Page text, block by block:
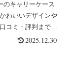
のキャリーケース
わいいデザインや
コミ・評判まで詳
にも大人用にもお
2025.12.30